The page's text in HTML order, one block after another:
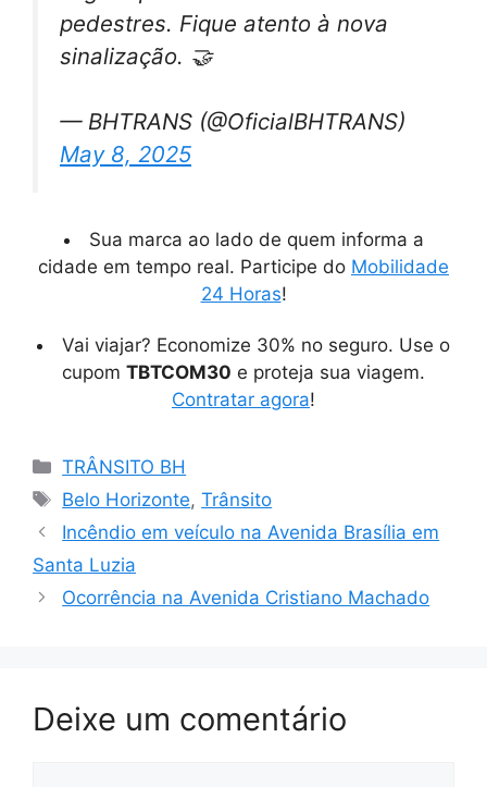
pedestres. Fique atento à nova
sinalização. 🤝
— BHTRANS (@OficialBHTRANS)
May 8, 2025
Sua marca ao lado de quem informa a
cidade em tempo real. Participe do Mobilidade
24 Horas!
Vai viajar? Economize 30% no seguro. Use o
cupom TBTCOM30 e proteja sua viagem.
Contratar agora!
Categorias
TRÂNSITO BH
Tags
Belo Horizonte,Trânsito
Incêndio em veículo na Avenida Brasília em
Santa Luzia
Ocorrência na Avenida Cristiano Machado
Deixe um comentário